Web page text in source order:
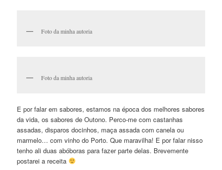
Foto da minha autoria
Foto da minha autoria
E por falar em sabores, estamos na época dos melhores sabores
da vida, os sabores de Outono. Perco-me com castanhas
assadas, disparos docinhos, maça assada com canela ou
marmelo… com vinho do Porto. Que maravilha! E por falar nisso
tenho ali duas abóboras para fazer parte delas. Brevemente
postarei a receita